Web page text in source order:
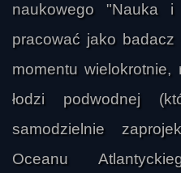
naukowego "Nauka i
pracować jako
momentu wielokrotnie,
łodzi podwodnej
samodzielnie
Oceanu